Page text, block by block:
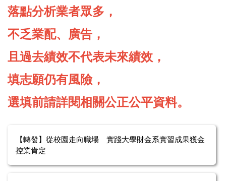
大學分發入學
進修學士班招生資訊
碩士班招生資訊
推甄備審參考範例
書面審查資料製作及面試技巧說明
系所線上影音介紹
落點分析業者眾多，
不乏業配、廣告，
且過去績效不代表未來績效，
填志願仍有風險，
選填前請詳閱相關公正公平資料。
【轉發】從校園走向職場 實踐大學財金系實習成果獲金
控業肯定